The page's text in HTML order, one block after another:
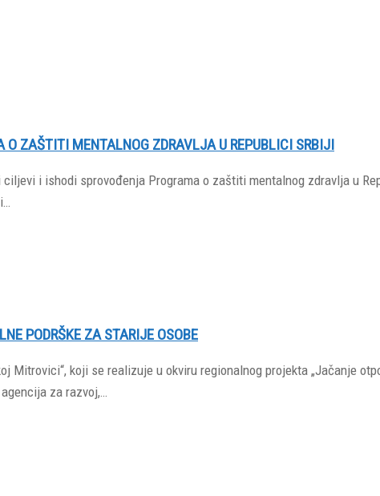
ZAŠTITI MENTALNOG ZDRAVLJA U REPUBLICI SRBIJI
i ishodi sprovođenja Programa o zaštiti mentalnog zdravlja u
PODRŠKE ZA STARIJE OSOBE
Mitrovici“, koji se realizuje u okviru regionalnog projekta „Jačanje
za razvoj,…